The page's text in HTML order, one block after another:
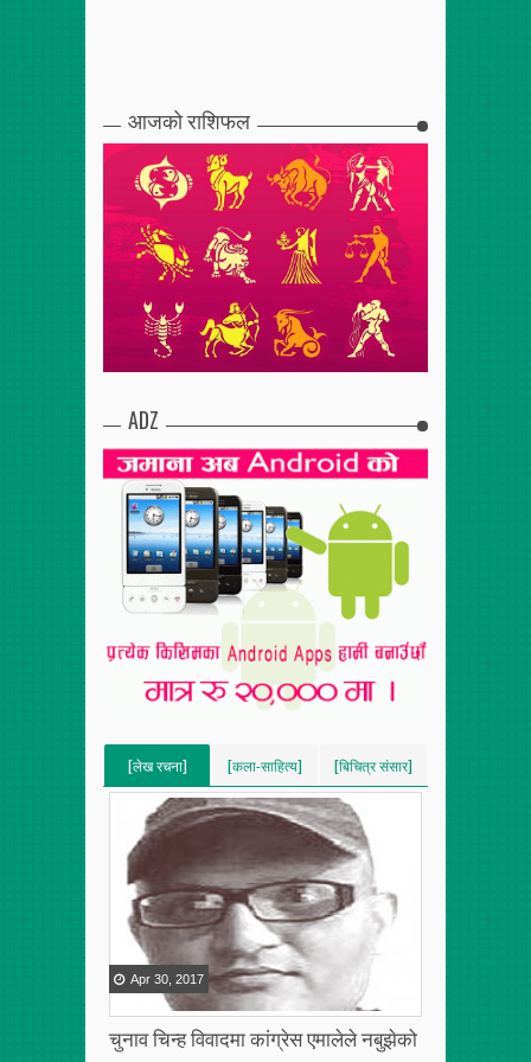
आजको राशिफल
ADZ
[लेख रचना]
[VERTICAL]
[RECENT][5]
[कला-साहित्य]
[VERTICAL]
[बिचित्र संसार]
[VERTICAL]
[RECENT][5]
चुनाव चिन्ह विवादमा कांग्रेस एमालेले नबुझेको
Apr 30 2017